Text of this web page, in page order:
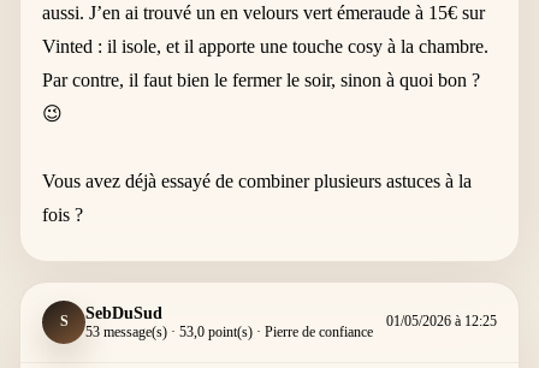
aussi. J’en ai trouvé un en velours vert émeraude à 15€ sur
Vinted : il isole, et il apporte une touche cosy à la chambre.
Par contre, il faut bien le fermer le soir, sinon à quoi bon ?
😉
Vous avez déjà essayé de combiner plusieurs astuces à la
fois ?
S SebDuSud
53 message(s) · 53,0 point(s) · Pierre de confiance
01/05/2026 à 12:25